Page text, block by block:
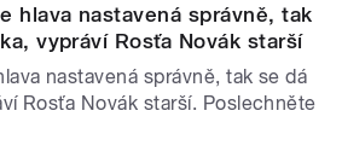
hlava nastavená správně, tak
vypráví Rosťa Novák starší
nastavená správně, tak se dá
Rosťa Novák starší. Poslechněte